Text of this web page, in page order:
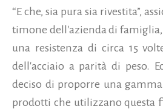
“E che, sia pura sia rivestita”,
timone dell'azienda di
una resistenza di circa 15
dell'acciaio a parità di peso.
deciso di proporre una
prodotti che utilizzano questa